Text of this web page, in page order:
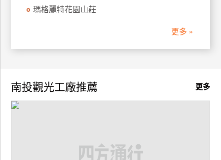
商
合
作
瑪格麗特花園山莊
更多 »
更多
南投觀光工廠推薦